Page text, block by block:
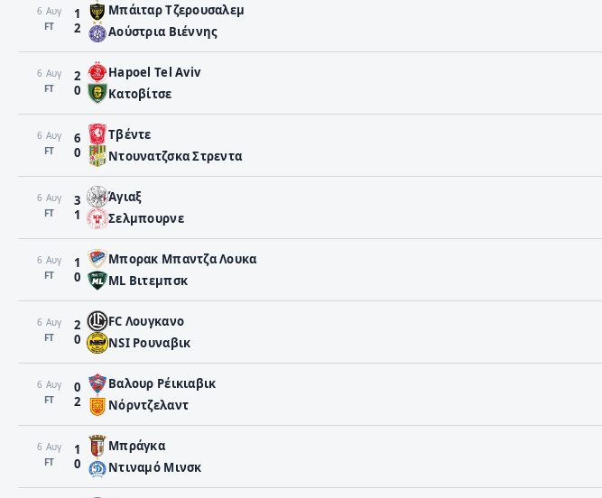
6 Αυγ
FΤ
1
2
Μπάιταρ Τζερουσαλεμ
Αούστρια Βιέννης
6 Αυγ
FΤ
2
0
Hapoel Tel Aviv
Κατοβίτσε
6 Αυγ
FΤ
6
0
Τβέντε
Ντουνατζσκα Στρεντα
6 Αυγ
FΤ
3
1
Άγιαξ
Σελμπουρνε
6 Αυγ
FΤ
1
0
Μπορακ Μπαντζα Λουκα
ML Βιτεμπσκ
6 Αυγ
FΤ
2
0
FC Λουγκανο
NSI Ρουναβικ
6 Αυγ
FΤ
0
2
Βαλουρ Ρέικιαβικ
Νόρντζελαντ
6 Αυγ
FΤ
1
0
Μπράγκα
Ντιναμό Μινσκ